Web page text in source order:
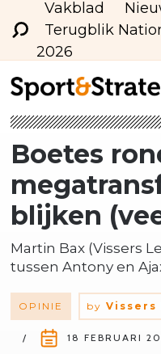
Vakblad
Terugblik
2026
Boetes
blijken
Martin Bax (Vissers
tussen Antony en
OPINIE by Vissers
18 FEBRUARI